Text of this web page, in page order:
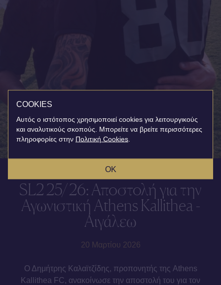
SL2 25/26: Αποστολή για την
Αγωνιστική Athens Kallithea -
Αιγάλεω
20 Μαρτίου 2026
Ο Δημήτρης Καλαϊτζίδης, προπονητής της Athens
Kallithea FC, ανακοίνωσε την αποστολή του για τον
COOKIES
Αυτός ο ιστότοπος χρησιμοποιεί cookies για λειτουργικούς
και αναλυτικούς σκοπούς. Μπορείτε να βρείτε περισσότερες
πληροφορίες στην Πολιτική Cookies
OK